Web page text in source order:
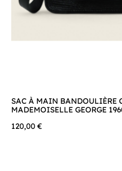
SAC À MAIN BANDOULIÈRE
MADEMOISELLE GEORGE
120,00 €